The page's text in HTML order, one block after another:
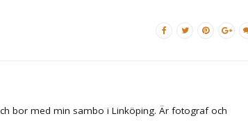
bor med min sambo i Linköping. Är fotograf och